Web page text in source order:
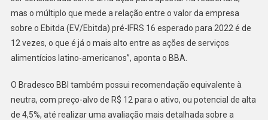
mas o múltiplo que mede a relação entre o valor da empresa
sobre o Ebitda (EV/Ebitda) pré-IFRS 16 esperado para 2022 é de
12 vezes, o que é já o mais alto entre as ações de serviços
alimentícios latino-americanos”, aponta o BBA.
O Bradesco BBI também possui recomendação equivalente à
neutra, com preço-alvo de R$ 12 para o ativo, ou potencial de alta
de 4,5%, até realizar uma avaliação mais detalhada sobre a